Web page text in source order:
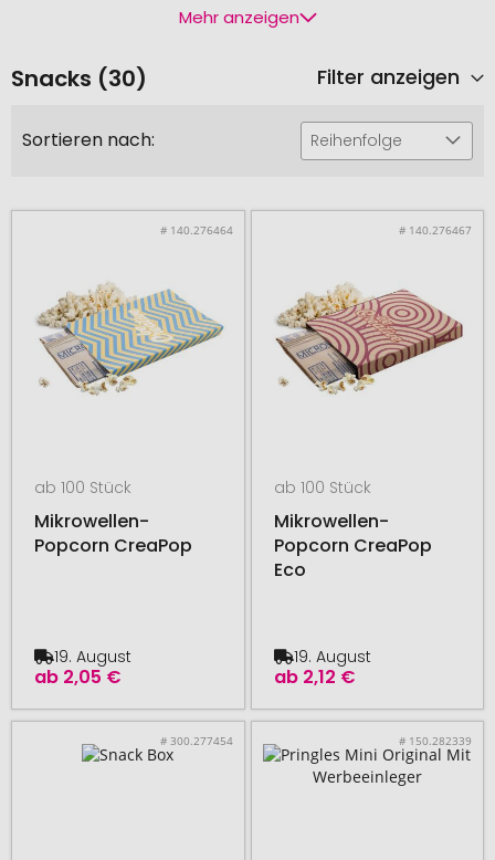
Mehr anzeigen
Snacks (30) Filter anzeigen
Sortieren nach: Reihenfolge
# 140.276464
ab 100 Stück
Mikrowellen-
Popcorn CreaPop
ab 2,05 €
19. August
# 140.276467
ab 100 Stück
Mikrowellen-
Popcorn CreaPop
Eco
ab 2,12 €
19. August
# 300.277454 # 150.282339